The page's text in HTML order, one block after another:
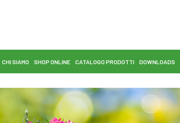
CHI SIAMO SHOP ONLINE CATALOGO PRODOTTI DOWNLOADS